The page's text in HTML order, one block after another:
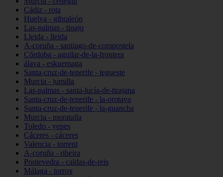
Cádiz - rota
Huelva - gibraleón
Las-palmas - tinajo
Lleida - lleida
A-coruña - santiago-de-compostela
Córdoba - aguilar-de-la-frontera
álava - eskuernaga
Santa-cruz-de-tenerife - tegueste
Murcia - jumilla
Las-palmas - santa-lucía-de-tirajana
Santa-cruz-de-tenerife - la-orotava
Santa-cruz-de-tenerife - la-guancha
Murcia - moratalla
Toledo - yepes
Cáceres - cáceres
Valencia - torrent
A-coruña - ribeira
Pontevedra - caldas-de-reis
Málaga - torrox